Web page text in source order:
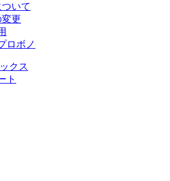
いて
更
ロボノ
クス
ト